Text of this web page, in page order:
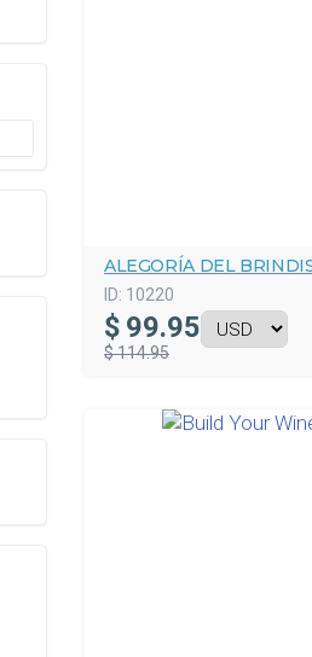
ALEGORÍA DEL
ID: 10220
$ 99.95
$ 114.95